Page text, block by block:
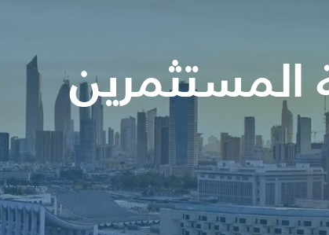
المستثمرين